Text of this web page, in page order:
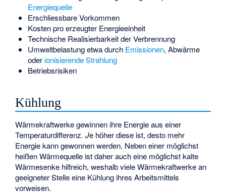
Energiequelle
Erschliessbare Vorkommen
Kosten pro erzeugter Energieeinheit
Technische Realisierbarkeit der Verbrennung
Umweltbelastung etwa durch Emissionen, Abwärme
oder ionisierende Strahlung
Betriebsrisiken
Kühlung
Wärmekraftwerke gewinnen ihre Energie aus einer
Temperaturdifferenz. Je höher diese ist, desto mehr
Energie kann gewonnen werden. Neben einer möglichst
heißen Wärmequelle ist daher auch eine möglichst kalte
Wärmesenke hilfreich, weshalb viele Wärmekraftwerke an
geeigneter Stelle eine Kühlung ihres Arbeitsmittels
vorweisen.